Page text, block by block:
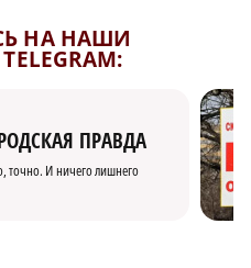
НА НАШИ
ПРАВДА
точно. И ничего лишнего